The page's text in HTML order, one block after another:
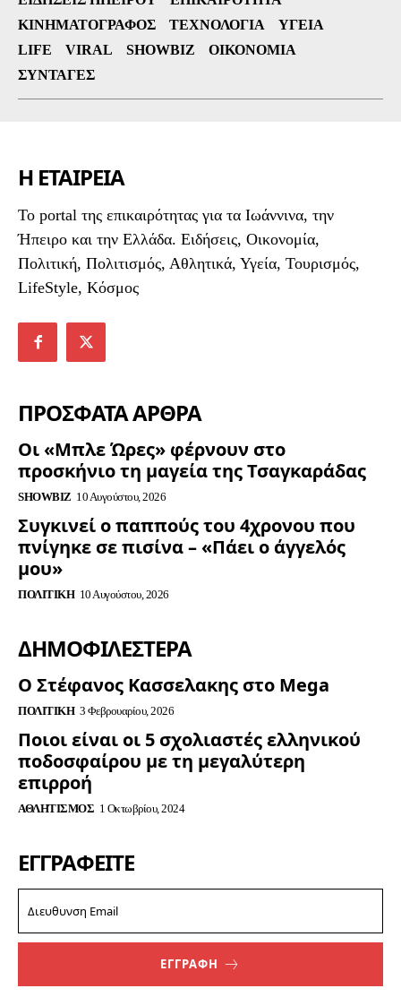
ΚΙΝΗΜΑΤΟΓΡΆΦΟΣ
ΤΕΧΝΟΛΟΓΊΑ
ΥΓΕΊΑ
LIFE
VIRAL SHOWBIZ
ΟΙΚΟΝΟΜΊΑ
ΣΥΝΤΑΓΈΣ
Η ΕΤΑΙΡΕΙΑ
To portal της επικαιρότητας για τα Ιωάννινα, την
Ήπειρο και την Ελλάδα. Ειδήσεις, Οικονομία,
Πολιτική, Πολιτισμός, Αθλητικά, Υγεία, Τουρισμός,
LifeStyle, Κόσμος
ΠΡΟΣΦΑΤΑ ΑΡΘΡΑ
Οι «Μπλε Ώρες» φέρνουν στο
προσκήνιο τη μαγεία της Τσαγκαράδας
SHOWBIZ 10 Αυγούστου, 2026
Συγκινεί ο παππούς του 4χρονου που
πνίγηκε σε πισίνα – «Πάει ο άγγελός
μου»
ΠΟΛΙΤΙΚΉ 10 Αυγούστου, 2026
ΔΗΜΟΦΙΛΈΣΤΕΡΑ
Ο Στέφανος Κασσελακης στο Mega
ΠΟΛΙΤΙΚΉ 3 Φεβρουαρίου, 2026
Ποιοι είναι οι 5 σχολιαστές ελληνικού
ποδοσφαίρου με τη μεγαλύτερη
επιρροή
ΑΘΛΗΤΙΣΜΌΣ 1 Οκτωβρίου, 2024
ΕΓΓΡΑΦΕΊΤΕ
ΕΓΓΡΑΦΗ